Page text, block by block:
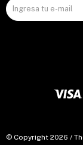
© Copyright 2026 /